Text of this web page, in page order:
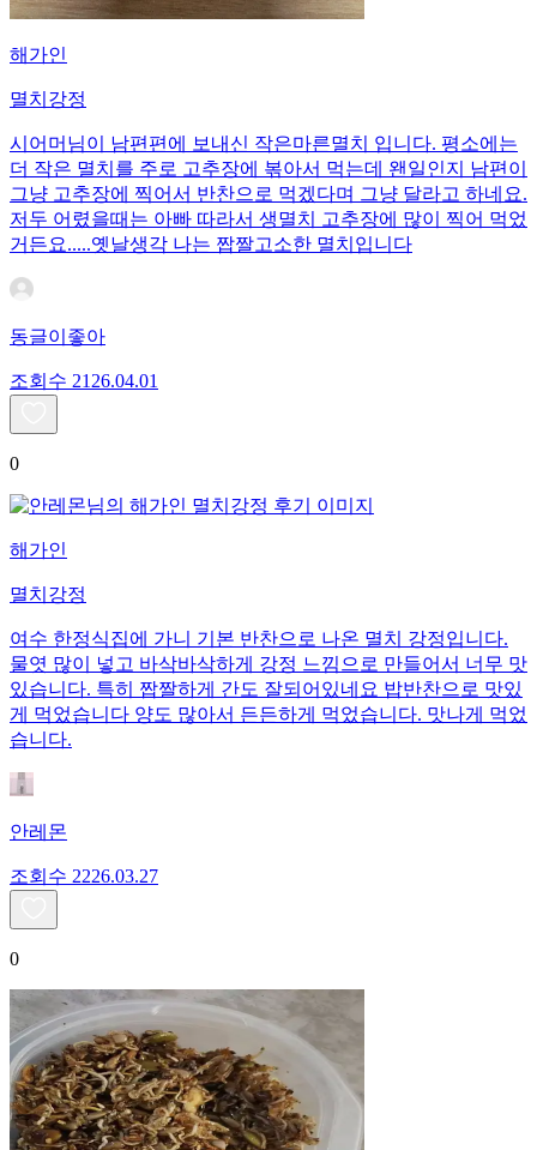
해가인
멸치강정
시어머님이 남편편에 보내신 작은마른멸치 입니다. 평소에는
더 작은 멸치를 주로 고추장에 볶아서 먹는데 왠일인지 남편이
그냥 고추장에 찍어서 반찬으로 먹겠다며 그냥 달라고 하네요.
저두 어렸을때는 아빠 따라서 생멸치 고추장에 많이 찍어 먹었
거든요.....옛날생각 나는 짭짤고소한 멸치입니다
동글이좋아
조회수 21 26.04.01
0
해가인
멸치강정
여수 한정식집에 가니 기본 반찬으로 나온 멸치 강정입니다.
물엿 많이 넣고 바삭바삭하게 강정 느낌으로 만들어서 너무 맛
있습니다. 특히 짭짤하게 간도 잘되어있네요 밥반찬으로 맛있
게 먹었습니다 양도 많아서 든든하게 먹었습니다. 맛나게 먹었
습니다.
안레몬
조회수 2226.03.27
0